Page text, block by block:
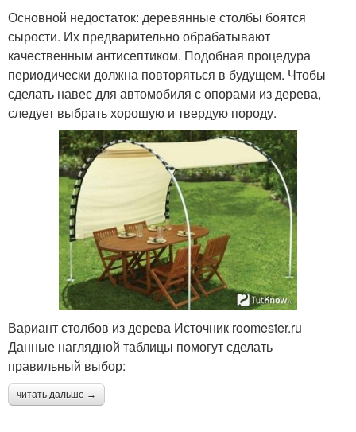
Основной недостаток: деревянные столбы боятся
сырости. Их предварительно обрабатывают
качественным антисептиком. Подобная процедура
периодически должна повторяться в будущем. Чтобы
сделать навес для автомобиля с опорами из дерева,
следует выбрать хорошую и твердую породу.
Вариант столбов из дерева Источник roomester.ru
Данные наглядной таблицы помогут сделать
правильный выбор:
читать дальше →